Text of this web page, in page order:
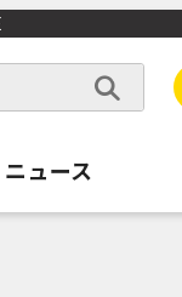
ニュース